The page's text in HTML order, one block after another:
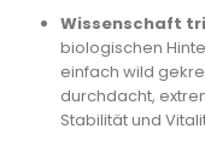
Wissenschaft
biologischen
einfach wild
durchdacht,
Stabilität und